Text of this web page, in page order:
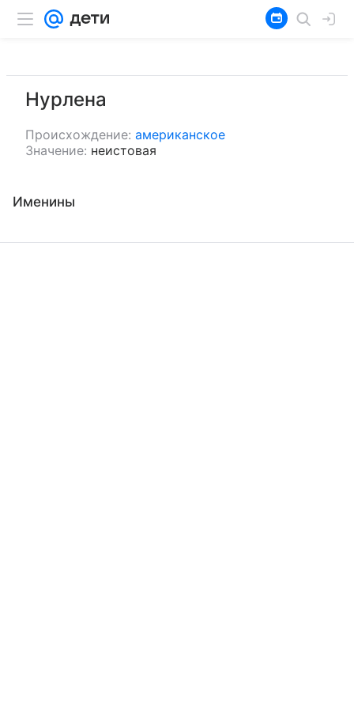
Нурлена
Происхождение: американское
Значение: неистовая
Именины